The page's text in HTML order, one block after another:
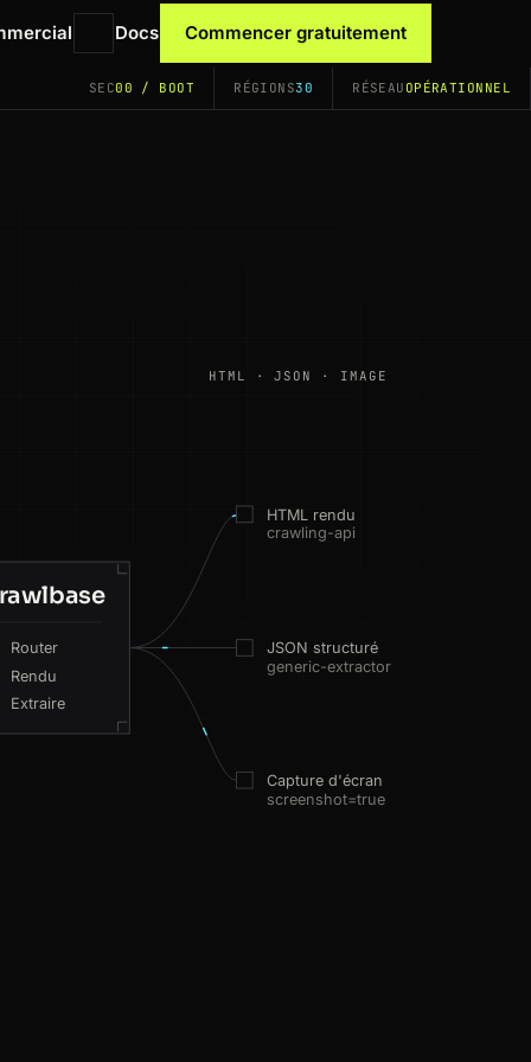
Docs Commencer gratuitement
SEC00 / BOOT RÉGIONS30 RÉSEAU OPÉRATIONNEL
HTML · JSON · IMAGE
Router
Rendu
Extraire
HTML rendu
JSON structuré
Capture d'écran
crawling-api
generic-extractor
screenshot=true